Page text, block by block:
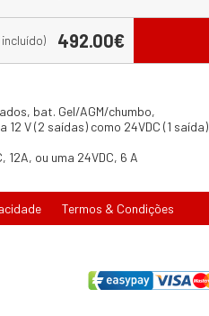
incluído) 492.00€
bat. Gel/AGM/chumbo,
V (2 saídas) como 24VDC (1 saída)
12A, ou uma 24VDC, 6 A
Termos & Condições